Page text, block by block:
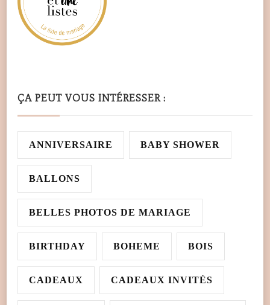
ÇA PEUT VOUS INTÉRESSER :
ANNIVERSAIRE BABY SHOWER
BALLONS
BELLES PHOTOS DE MARIAGE
BIRTHDAY BOHEME BOIS
CADEAUX CADEAUX INVITÉS